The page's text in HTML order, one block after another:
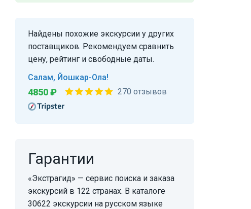
Найдены похожие экскурсии у других
поставщиков. Рекомендуем сравнить
цену, рейтинг и свободные даты.
Салам, Йошкар-Ола!
4850 ₽ 270 отзывов
Гарантии
«Экстрагид» — сервис поиска и заказа
экскурсий в 122 странах. В каталоге
30622 экскурсии на русском языке